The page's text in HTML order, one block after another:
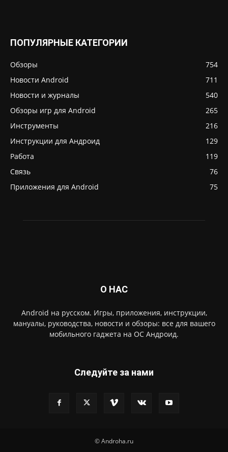
ПОПУЛЯРНЫЕ КАТЕГОРИИ
Обзоры
754
Новости Android
711
Новости и журналы
540
Обзоры игр для Android
265
Инструменты
216
Инструкции для Андроид
129
Работа
119
Связь
76
Приложения для Android
75
О НАС
Android на русском. Игры, приложения, инструкции,
мануалы, руководства, новости и обзоры: все для вашего
мобильного гаджета на ОС Андроид.
Следуйте за нами
© Androha.ru